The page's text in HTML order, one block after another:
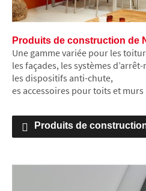
Produits de construction de
Une gamme variée pour les
les façades, les systèmes d’arrêt-
les dispositifs anti-chute,
es accessoires pour toits et murs
Produits de